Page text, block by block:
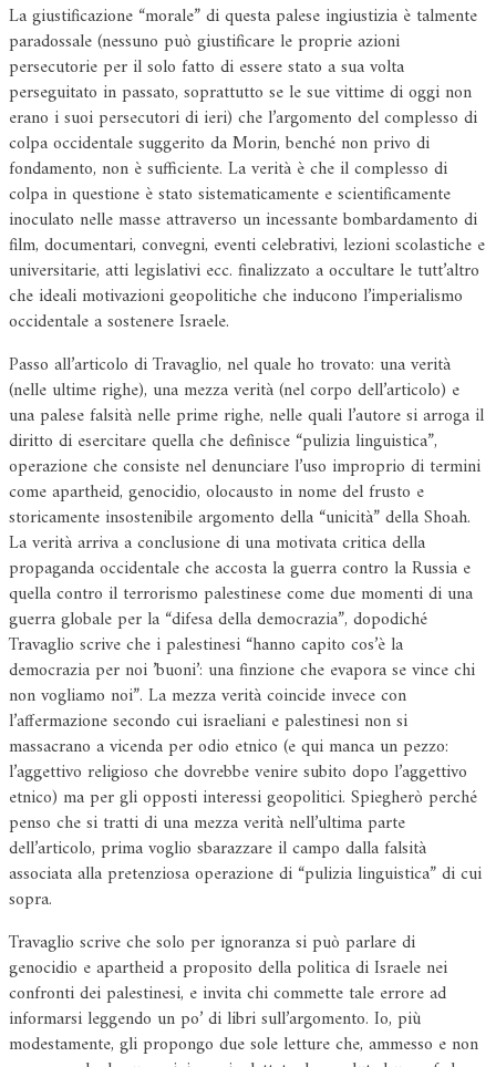
La giustificazione “morale” di questa palese ingiustizia è talmente
paradossale (nessuno può giustificare le proprie azioni
persecutorie per il solo fatto di essere stato a sua volta
perseguitato in passato, soprattutto se le sue vittime di oggi non
erano i suoi persecutori di ieri) che l’argomento del complesso di
colpa occidentale suggerito da Morin, benché non privo di
fondamento, non è sufficiente. La verità è che il complesso di
colpa in questione è stato sistematicamente e scientificamente
inoculato nelle masse attraverso un incessante bombardamento di
film, documentari, convegni, eventi celebrativi, lezioni scolastiche e
universitarie, atti legislativi ecc. finalizzato a occultare le tutt’altro
che ideali motivazioni geopolitiche che inducono l’imperialismo
occidentale a sostenere Israele.
Passo all’articolo di Travaglio, nel quale ho trovato: una verità
(nelle ultime righe), una mezza verità (nel corpo dell’articolo) e
una palese falsità nelle prime righe, nelle quali l’autore si arroga il
diritto di esercitare quella che definisce “pulizia linguistica”,
operazione che consiste nel denunciare l’uso improprio di termini
come apartheid, genocidio, olocausto in nome del frusto e
storicamente insostenibile argomento della “unicità” della Shoah.
La verità arriva a conclusione di una motivata critica della
propaganda occidentale che accosta la guerra contro la Russia e
quella contro il terrorismo palestinese come due momenti di una
guerra globale per la “difesa della democrazia”, dopodiché
Travaglio scrive che i palestinesi “hanno capito cos’è la
democrazia per noi ’buoni’: una finzione che evapora se vince chi
non vogliamo noi”. La mezza verità coincide invece con
l’affermazione secondo cui israeliani e palestinesi non si
massacrano a vicenda per odio etnico (e qui manca un pezzo:
l’aggettivo religioso che dovrebbe venire subito dopo l’aggettivo
etnico) ma per gli opposti interessi geopolitici. Spiegherò perché
penso che si tratti di una mezza verità nell’ultima parte
dell’articolo, prima voglio sbarazzare il campo dalla falsità
associata alla pretenziosa operazione di “pulizia linguistica” di cui
sopra.
Travaglio scrive che solo per ignoranza si può parlare di
genocidio e apartheid a proposito della politica di Israele nei
confronti dei palestinesi, e invita chi commette tale errore ad
informarsi leggendo un po’ di libri sull’argomento. Io, più
modestamente, gli propongo due sole letture che, ammesso e non